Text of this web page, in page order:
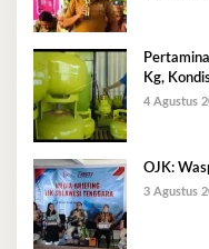
Kg,
4 Agustus
OJK:
3 Agustus